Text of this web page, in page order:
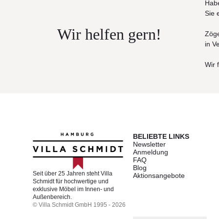
Wir helfen gern!
Sie
in
Wir
Seit über 25 Jahren steht Villa
Schmidt für hochwertige und
exklusive Möbel im Innen- und
Außenbereich.
© Villa Schmidt GmbH 1995 - 2026
BELIEBTE LINKS
Newsletter
Anmeldung
FAQ
Blog
Aktionsangebote